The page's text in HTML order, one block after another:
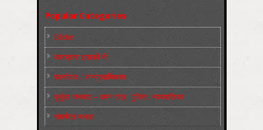
Popular Categories
Slider
कारख़ाना इलाक़ों से
फ़ासीवाद / साम्‍प्रदायिकता
बुर्जुआ जनवाद – दमन तंत्र, पुलिस, न्‍यायपालिका
संघर्षरत जनता